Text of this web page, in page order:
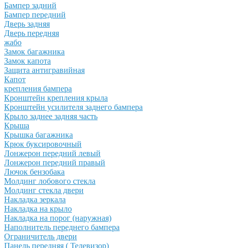
Бампер задний
Бампер передний
Дверь задняя
Дверь передняя
жабо
Замок багажника
Замок капота
Защита антигравийная
Капот
крепления бампера
Кронштейн крепления крыла
Кронштейн усилителя заднего бампера
Крыло заднее задняя часть
Крыша
Крышка багажника
Крюк буксировочный
Лонжерон передний левый
Лонжерон передний правый
Лючок бензобака
Молдинг лобового стекла
Молдинг стекла двери
Накладка зеркала
Накладка на крыло
Накладка на порог (наружная)
Наполнитель переднего бампера
Ограничитель двери
Панель передняя ( Телевизор)